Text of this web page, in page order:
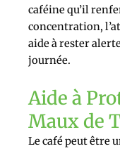
caféine qu’il
concentration,
aide à rester
journée.
Aide à
Maux de
Le café peut être